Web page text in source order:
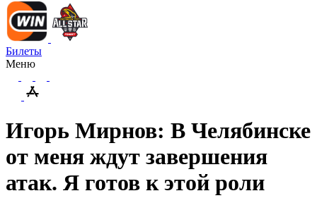
Билеты
Меню
Игорь Мирнов: В Челябинске
от меня ждут завершения
атак. Я готов к этой роли